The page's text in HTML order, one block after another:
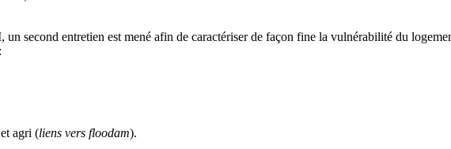
second entretien est mené afin de caractériser de façon fine la vulnérabilité du
agri (liens vers floodam).